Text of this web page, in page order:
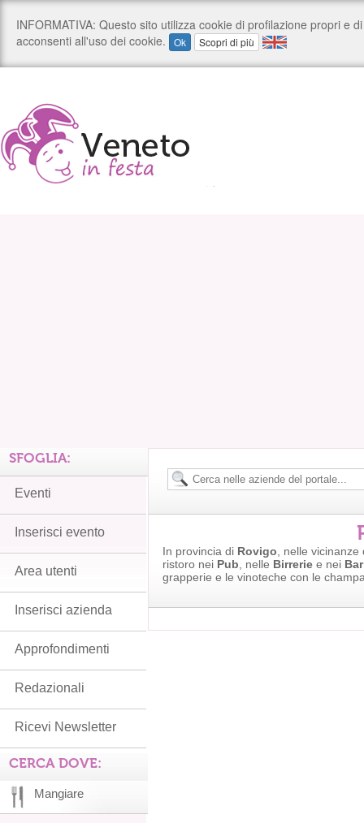
In provincia di Rovigo , nelle
ristoro nei Pub , nelle Birrerie e nei Bar
grapperie e le vinoteche con le
SFOGLIA:
Eventi
Inserisci evento
Area utenti
Inserisci azienda
Approfondimenti
Redazionali
Ricevi Newsletter
CERCA DOVE:
Mangiare